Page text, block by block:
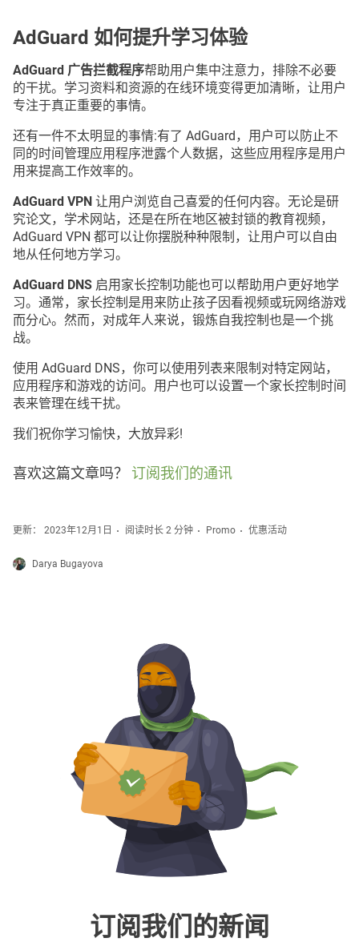
AdGuard 如何提升学习体验
AdGuard 广告拦截程序帮助用户集中注意力，排除不必要
的干扰。学习资料和资源的在线环境变得更加清晰，让用户
专注于真正重要的事情。
还有一件不太明显的事情:有了 AdGuard，用户可以防止不
同的时间管理应用程序泄露个人数据，这些应用程序是用户
用来提高工作效率的。
AdGuard VPN 让用户浏览自己喜爱的任何内容。无论是研
究论文，学术网站，还是在所在地区被封锁的教育视频，
AdGuard VPN 都可以让你摆脱种种限制，让用户可以自由
地从任何地方学习。
AdGuard DNS 启用家长控制功能也可以帮助用户更好地学
习。通常，家长控制是用来防止孩子因看视频或玩网络游戏
而分心。然而，对成年人来说，锻炼自我控制也是一个挑
战。
使用 AdGuard DNS，你可以使用列表来限制对特定网站，
应用程序和游戏的访问。用户也可以设置一个家长控制时间
表来管理在线干扰。
我们祝你学习愉快，大放异彩!
喜欢这篇文章吗？ 订阅我们的通讯
更新： 2023年12月1日 阅读时长 2 分钟 Promo 优惠活动
Darya Bugayova
订阅我们的新闻